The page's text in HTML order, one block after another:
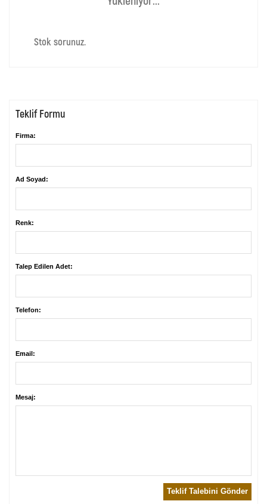
Stok sorunuz.
Teklif Formu
Firma:
Ad Soyad:
Renk:
Talep Edilen Adet:
Telefon:
Email:
Mesaj:
Teklif Talebini Gönder